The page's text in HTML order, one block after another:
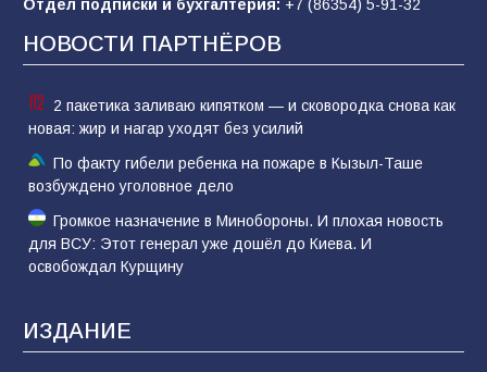
отчаяние, а не разведка
79 02.08.2026
Отдел подписки и бухгалтерия: +7 (86354) 5-91-32
НОВОСТИ ПАРТНЁРОВ
2 пакетика заливаю кипятком — и сковородка снова как
новая: жир и нагар уходят без усилий
По факту гибели ребенка на пожаре в Кызыл-Таше
возбуждено уголовное дело
Громкое назначение в Минобороны. И плохая новость
для ВСУ: Этот генерал уже дошёл до Киева. И
освобождал Курщину
ИЗДАНИЕ